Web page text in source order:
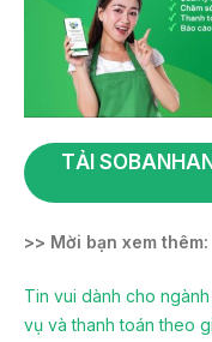
TẢI
>> Mời bạn xem thêm:
Tin vui dành cho
vụ và thanh toán theo